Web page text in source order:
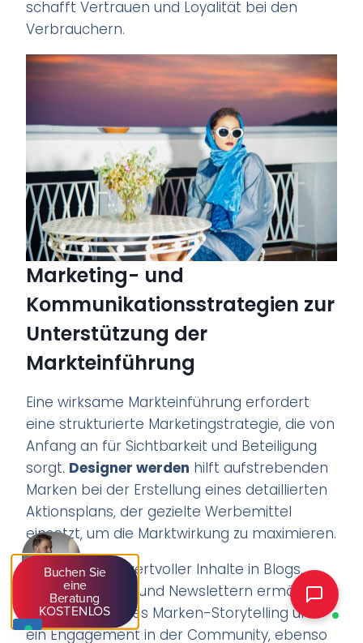
schafft Vertrauen und Loyalität bei den
Verbrauchern.
Marketing- und
Kommunikationsstrategien zur
Unterstützung der
Markteinführung
Eine wirksame Markteinführung erfordert
eine strukturierte Marketingstrategie, die von
Anfang an für Sichtbarkeit und Beteiligung
sorgt. Designer werden hilft aufstrebenden
Marken bei der Erstellung eines detaillierten
Aktionsplans, der gezielte Werbemittel
einsetzt, um die Marktwirkung zu maximieren.
Die Erstellung wertvoller Inhalte in Blogs,
sozialen Medien und Newslettern ermöglicht
ein authentisches Marken-Storytelling und
ein Engagement in der Community, ebenso
Buchen Sie
eine
Beratung
KOSTENLOS